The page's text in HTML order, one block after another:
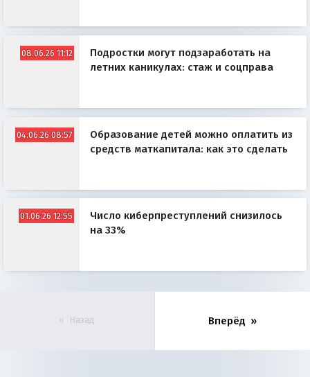
08.06.26 11:12
Подростки могут подзаработать на
летних каникулах: стаж и соцправа
04.06.26 08:57
Образование детей можно оплатить из
средств маткапитала: как это сделать
01.06.26 12:55
Число киберпреступлений снизилось
на 33%
Назад Вперёд